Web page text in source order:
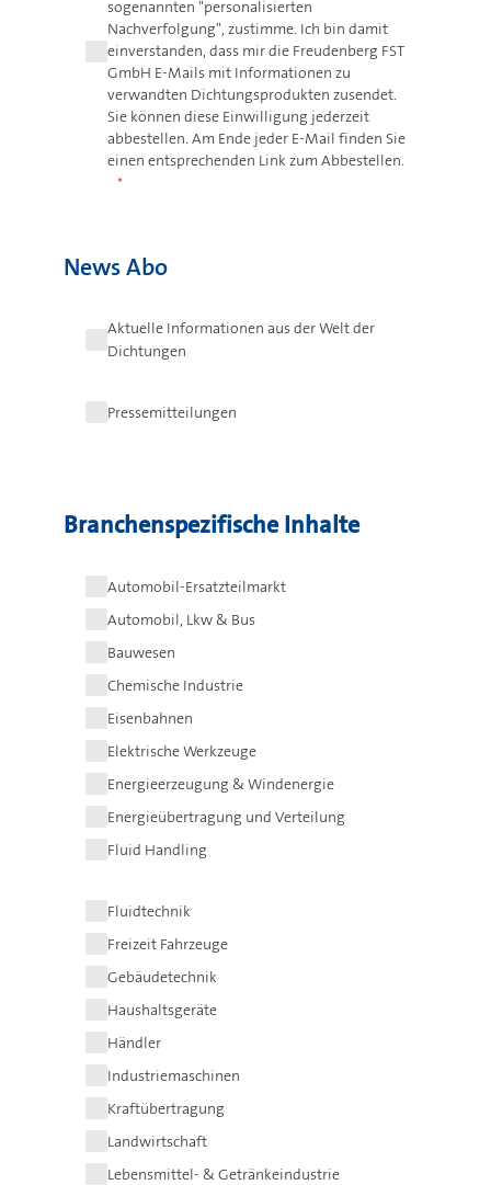
sogenannten "personalisierten
Nachverfolgung", zustimme. Ich bin damit
einverstanden, dass mir die Freudenberg FST
GmbH E-Mails mit Informationen zu
verwandten Dichtungsprodukten zusendet.
Sie können diese Einwilligung jederzeit
abbestellen. Am Ende jeder E-Mail finden Sie
einen entsprechenden Link zum Abbestellen.
News Abo
Aktuelle Informationen aus der Welt der
Dichtungen
Pressemitteilungen
Branchenspezifische Inhalte
Automobil-Ersatzteilmarkt
Automobil, Lkw & Bus
Bauwesen
Chemische Industrie
Eisenbahnen
Elektrische Werkzeuge
Energieerzeugung & Windenergie
Energieübertragung und Verteilung
Fluid Handling
Fluidtechnik
Freizeit Fahrzeuge
Gebäudetechnik
Haushaltsgeräte
Händler
Industriemaschinen
Kraftübertragung
Landwirtschaft
Lebensmittel- & Getränkeindustrie